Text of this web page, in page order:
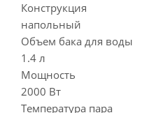
Конструкция
напольный
Объем бака для воды
1.4 л
Мощность
2000 Вт
Температура пара